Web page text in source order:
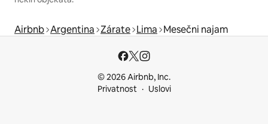
Airbnb Argentina Zárate Lima Mesečni najam
© 2026 Airbnb, Inc.
Privatnost
Uslovi